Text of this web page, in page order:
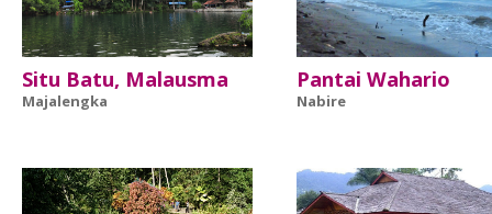
Situ Batu, Malausma
Majalengka
Pantai Wahario
Nabire